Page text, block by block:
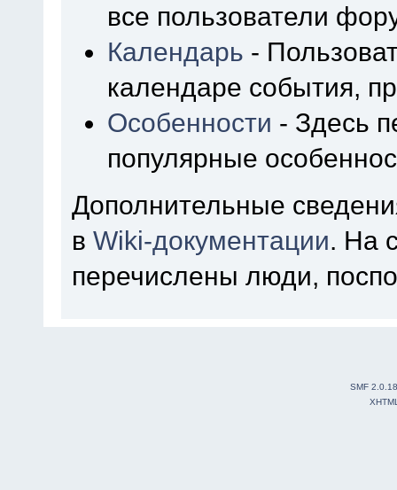
все пользователи
Календарь -
календаре события,
Особенности - Здесь
популярные
Дополнительные
вWiki-документации. На
перечислены люди,
SMF 2.0.18